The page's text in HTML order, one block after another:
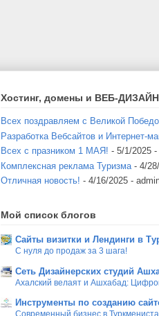
Хостинг, домены и ВЕБ-ДИЗАЙН
Всех поздравляем с Великой
Разработка Вебсайтов и Интернет-
Всех с празником 1 МАЯ! - 5/1/2025 -
Комплексная реклама Туризма - 4/
Отличная новость! - 4/16/2025 -
Мой список блогов
Сайты визитки и Лендинги в
С нуля до продаж за 3 шага!
Сеть Дизайнерских студий
Ахалский велаят и Ашхабад:
Инструменты по созданию